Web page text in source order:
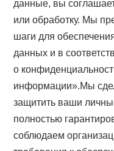
данные, вы
или обработку. Мы
шаги для
данных и в
о
информации».Мы
защитить ваши
полностью
соблюдаем